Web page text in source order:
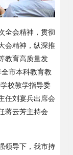
全会精神，贯彻
会精神，纵深推
教育高质量发
全市本科教育教
校教学指导委
任刘宴兵出席会
蒋云芳主持会
领导下，我市持